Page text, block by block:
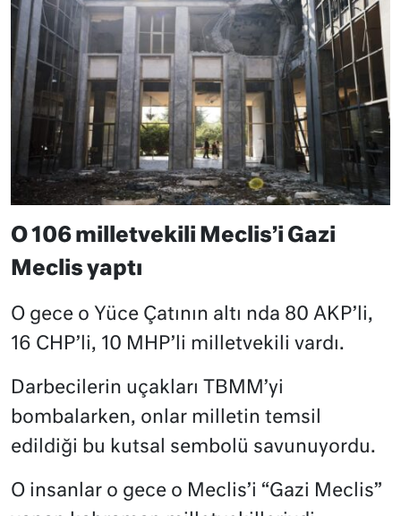
O 106 milletvekili Meclis’i Gazi
Meclis yaptı
O gece o Yüce Çatının altı nda 80 AKP’li,
16 CHP’li, 10 MHP’li milletvekili vardı.
Darbecilerin uçakları TBMM’yi
bombalarken, onlar milletin temsil
edildiği bu kutsal sembolü savunuyordu.
O insanlar o gece o Meclis’i “Gazi Meclis”